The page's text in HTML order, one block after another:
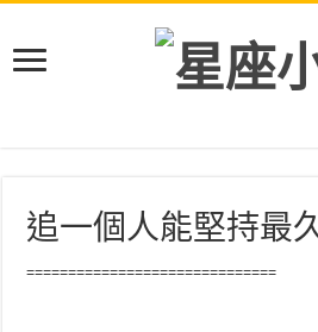
追一個人能堅持最
==============================